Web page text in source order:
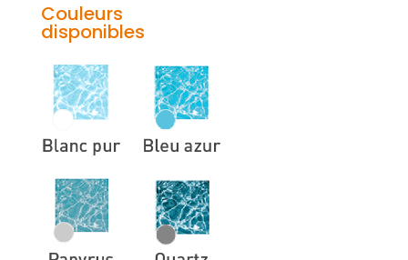
Couleurs
disponibles